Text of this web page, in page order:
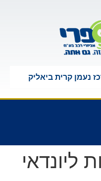
נעמן קרית ביאליק
ליונדאי